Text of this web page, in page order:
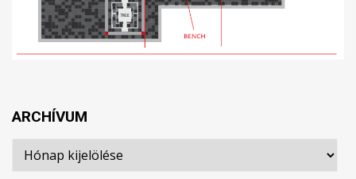
ARCHÍVUM
Archívum